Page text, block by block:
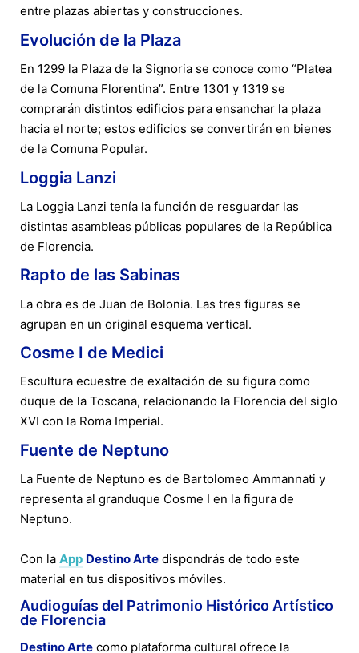
entre plazas abiertas y construcciones.
Evolución de la Plaza
En 1299 la Plaza de la Signoria se conoce como “Platea
de la Comuna Florentina”. Entre 1301 y 1319 se
comprarán distintos edificios para ensanchar la plaza
hacia el norte; estos edificios se convertirán en bienes
de la Comuna Popular.
Loggia Lanzi
La Loggia Lanzi tenía la función de resguardar las
distintas asambleas públicas populares de la República
de Florencia.
Rapto de las Sabinas
La obra es de Juan de Bolonia. Las tres figuras se
agrupan en un original esquema vertical.
Cosme I de Medici
Escultura ecuestre de exaltación de su figura como
duque de la Toscana, relacionando la Florencia del siglo
XVI con la Roma Imperial.
Fuente de Neptuno
La Fuente de Neptuno es de Bartolomeo Ammannati y
representa al granduque Cosme I en la figura de
Neptuno.
Con la App Destino Arte dispondrás de todo este
material en tus dispositivos móviles.
Audioguías del Patrimonio Histórico Artístico
de Florencia
Destino Arte como plataforma cultural ofrece la